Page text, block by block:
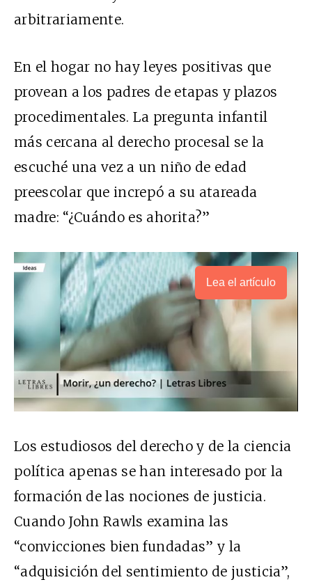
arbitrariamente.
En el hogar no hay leyes positivas que
provean a los padres de etapas y plazos
procedimentales. La pregunta infantil
más cercana al derecho procesal se la
escuché una vez a un niño de edad
preescolar que increpó a su atareada
madre: “¿Cuándo es ahorita?”
Lea el artículo
Los estudiosos del derecho y de la ciencia
política apenas se han interesado por la
formación de las nociones de justicia.
Cuando John Rawls examina las
“convicciones bien fundadas” y la
“adquisición del sentimiento de justicia”,